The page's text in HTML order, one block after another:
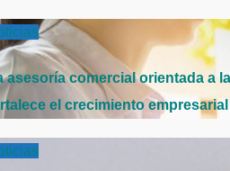
asesoría comercial orientada a
el crecimiento empresarial